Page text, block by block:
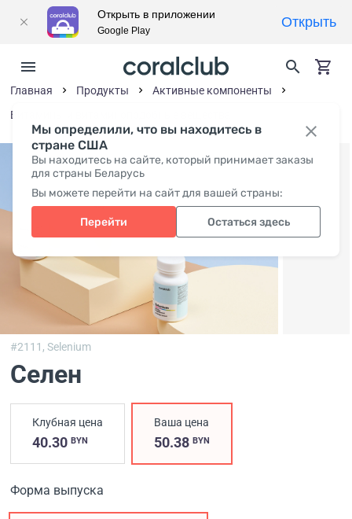
Мы определили, что вы находитесь в
стране США
Вы находитесь на сайте, который принимает заказы
для страны Беларусь
Вы можете перейти на сайт для вашей страны:
Перейти Остаться здесь
Главная Продукты
Активные компоненты
Витамины и витаминоподобные вещества
#2111,Selenium
Селен
Клубная цена
40.30 BYN
Ваша цена
50.38BYN
Форма выпуска
Открыть в приложении
Google Play
Открыть